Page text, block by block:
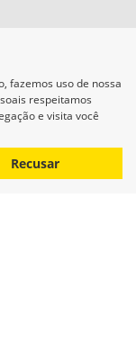
fazemos uso de nossa
respeitamos
e visita você
Recusar